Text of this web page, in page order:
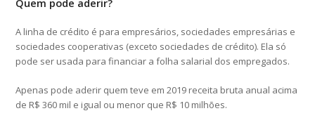
A linha de crédito é para empresários, sociedades empresárias e
sociedades cooperativas (exceto sociedades de crédito). Ela só
pode ser usada para financiar a folha salarial dos empregados.
Apenas pode aderir quem teve em 2019 receita bruta anual acima
de R$ 360 mil e igual ou menor que R$ 10 milhões.